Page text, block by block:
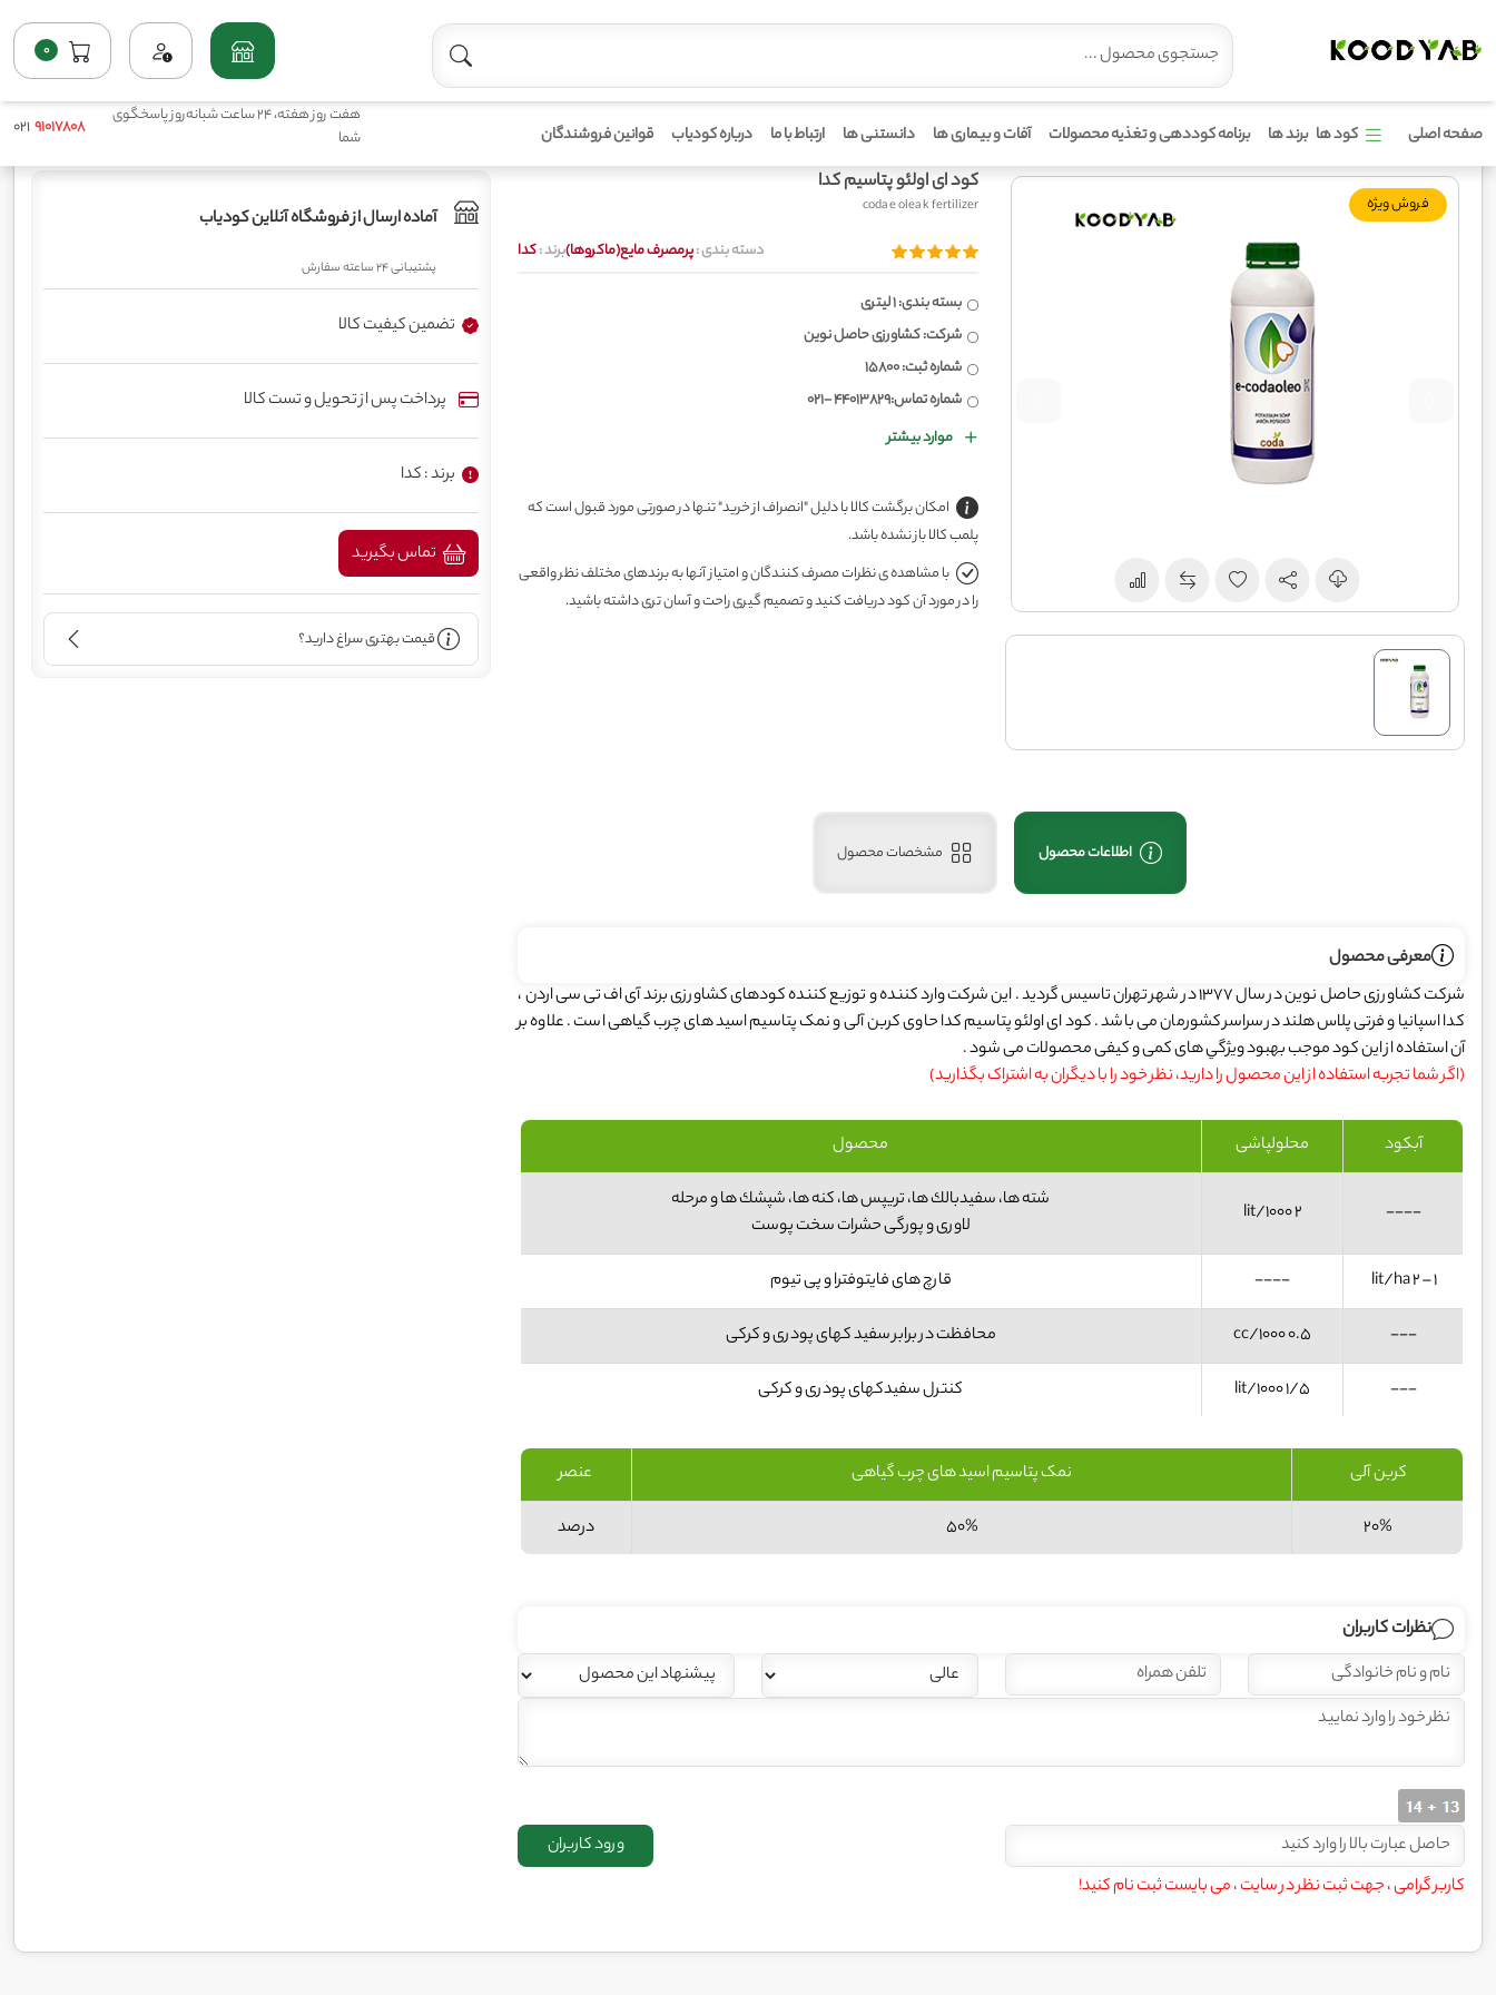
0
صفحه اصلی کود ها برند ها برنامه کوددهی و تغذیه محصولات آفات و بیماری ها دانستنی ها ارتباط با ما درباره کودیاب قوانین فروشندگان
هفت روز هفته، 24 ساعت شبانه‌روز پاسخگوی
شما
91017808
021
فروشگاه پرمصرف مایع(ماکروها) کود ای اولئو پتاسیم کدا
فروش ویژه
کود ای اولئو پتاسیم کدا
coda e olea k fertilizer
دسته بندی :پرمصرف مایع(ماکروها)برند :کدا
بسته بندی: 1 لیتری
شرکت: کشاورزی حاصل نوین
شماره ثبت: 15800
شماره تماس:44013829 -021
موارد بیشتر
امکان برگشت کالا با دلیل "انصراف از خرید" تنها در صورتی مورد قبول است که
پلمب کالا باز نشده باشد.
با مشاهده ی نظرات مصرف کنندگان و امتیاز آنها به برندهای مختلف نظر واقعی
را در مورد آن کود دریافت کنید و تصمیم گیری راحت و آسان تری داشته باشید.
اطلاعات محصول مشخصات محصول
معرفی محصول
شرکت کشاورزی حاصل نوین در سال 1377 در شهر تهران تاسیس گردید . این شرکت وارد کننده و توزیع کننده کودهای کشاورزی برند آی اف تی سی اردن ،
کدا اسپانیا و فرتی پلاس هلند در سراسر کشورمان می باشد . کود ای اولئو پتاسیم کدا حاوی کربن آلی و نمک پتاسیم اسید های چرب گیاهی است . علاوه بر
آن استفاده از این کود موجب بهبود ويژگي های كمی و كيفی محصولات می شود .
(اگر شما تجربه استفاده از این محصول را دارید، نظر خود را با دیگران به اشتراک بگذارید)
محصول محلولپاشی آبکود
شته ها، سفيدبالك ها، تريپس ها، كنه ها، شپشك ها و مرحله
لاوری و پورگی حشرات سخت پوست
2 lit/1000 ----
قارچ های فايتوفترا و پی تيوم ---- 1 – 2 lit/ha
محافظت در برابر سفيد كهای پودری و كركی 0.5 cc/1000 ---
كنترل سفيدکهای پودری و كركی 1/5 lit/1000 ---
عنصر نمک پتاسیم اسید های چرب گیاهی کربن آلی
درصد 50% 20%
نظرات کاربران
کاربر گرامی ، جهت ثبت نظر در سایت ، می بایست ثبت نام کنید!
آماده ارسال از فروشگاه آنلاین کودیاب
پشتیبانی 24 ساعته سفارش
تضمین کیفیت کالا
پرداخت پس از تحویل و تست کالا
برند : کدا
قیمت بهتری سراغ دارید؟